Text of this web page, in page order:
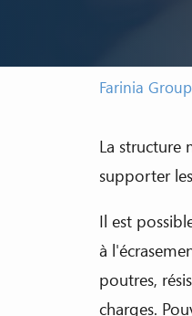
Farinia Group
La structure
supporter
Il est
à
poutres,
charges.